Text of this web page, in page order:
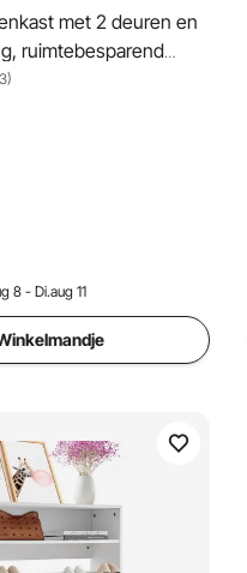
met 2 deuren en
ruimtebesparend
voor hal,
vintage
8 - Di.aug 11